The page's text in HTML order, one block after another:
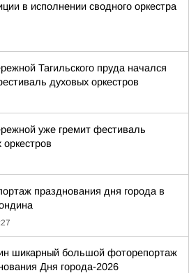
в исполнении сводного оркестра
Тагильского пруда начался
духовых оркестров
уже гремит фестиваль
оркестров
празднования дня города в
шикарный большой фоторепортаж
Дня города-2026